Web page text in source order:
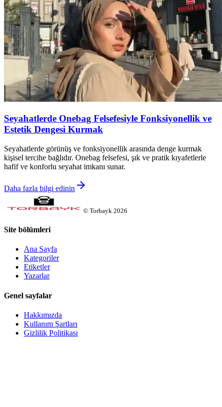
Seyahatlerde Onebag Felsefesiyle Fonksiyonellik ve
Estetik Dengesi Kurmak
Seyahatlerde görünüş ve fonksiyonellik arasında denge kurmak
kişisel tercihe bağlıdır. Onebag felsefesi, şık ve pratik kıyafetlerle
hafif ve konforlu seyahat imkanı sunar.
Daha fazla bilgi edinin
© Torbayk 2026
Site bölümleri
Ana Sayfa
Kategoriler
Etiketler
Yazarlar
Genel sayfalar
Hakkımızda
Kullanım Şartları
Gizlilik Politikası